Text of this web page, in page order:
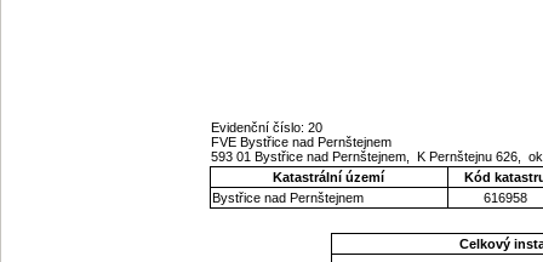
Evidenční číslo: 20
FVE Bystřice nad Pernštejnem
593 01 Bystřice nad Pernštejnem, K Pernštejnu 626,
Katastrální území
Kód
Bystřice nad Pernštejnem
616958
Celkový